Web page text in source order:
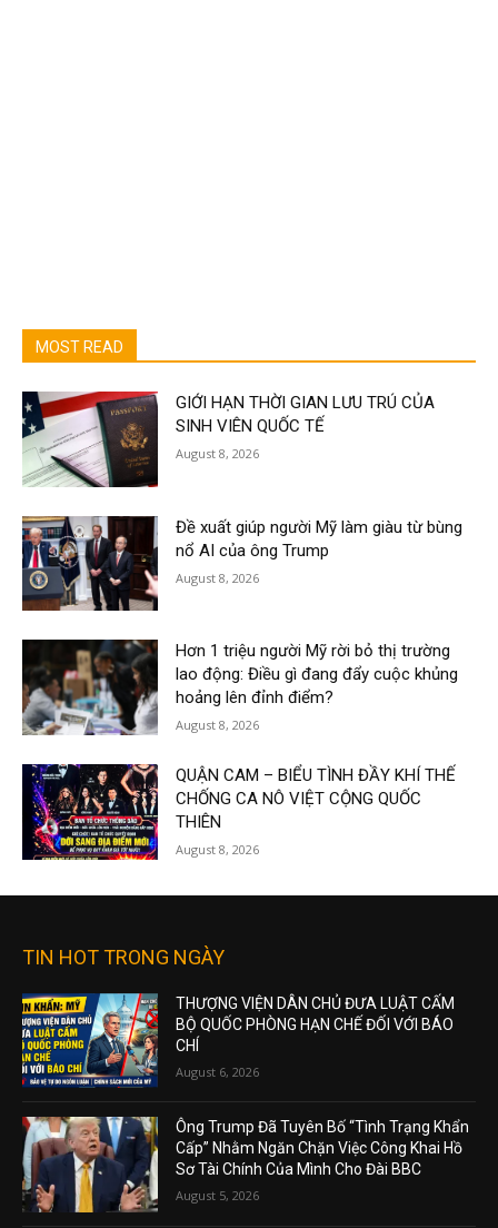
MOST READ
GIỚI HẠN THỜI GIAN LƯU TRÚ CỦA
SINH VIÊN QUỐC TẾ
August 8, 2026
Đề xuất giúp người Mỹ làm giàu từ bùng
nổ AI của ông Trump
August 8, 2026
Hơn 1 triệu người Mỹ rời bỏ thị trường
lao động: Điều gì đang đẩy cuộc khủng
hoảng lên đỉnh điểm?
August 8, 2026
QUẬN CAM – BIỂU TÌNH ĐẦY KHÍ THẾ
CHỐNG CA NÔ VIỆT CỘNG QUỐC
THIÊN
August 8, 2026
TIN HOT TRONG NGÀY
THƯỢNG VIỆN DÂN CHỦ ĐƯA LUẬT CẤM
BỘ QUỐC PHÒNG HẠN CHẾ ĐỐI VỚI BÁO
CHÍ
August 6, 2026
Ông Trump Đã Tuyên Bố “Tình Trạng Khẩn
Cấp” Nhằm Ngăn Chặn Việc Công Khai Hồ
Sơ Tài Chính Của Mình Cho Đài BBC
August 5, 2026